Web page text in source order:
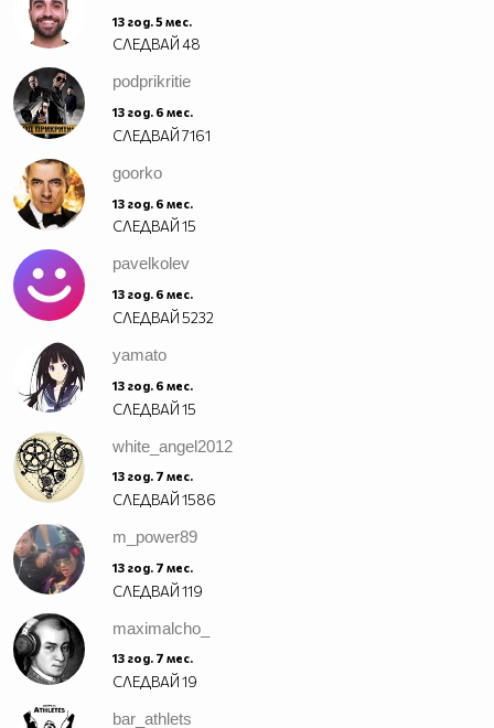
13 год. 5 мес.
СЛЕДВАЙ48
podprikritie
13 год. 6 мес.
СЛЕДВАЙ7161
goorko
13 год. 6 мес.
СЛЕДВАЙ15
pavelkolev
13 год. 6 мес.
СЛЕДВАЙ5232
yamato
13 год. 6 мес.
СЛЕДВАЙ15
white_angel2012
13 год. 7 мес.
СЛЕДВАЙ1586
m_power89
13 год. 7 мес.
СЛЕДВАЙ119
maximalcho_
13 год. 7 мес.
СЛЕДВАЙ19
bar_athlets